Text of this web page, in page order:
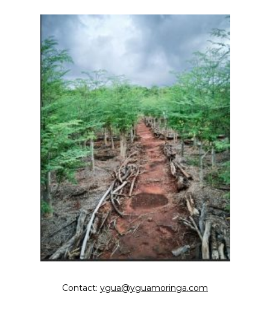
Contact: ygua@yguamoringa.com